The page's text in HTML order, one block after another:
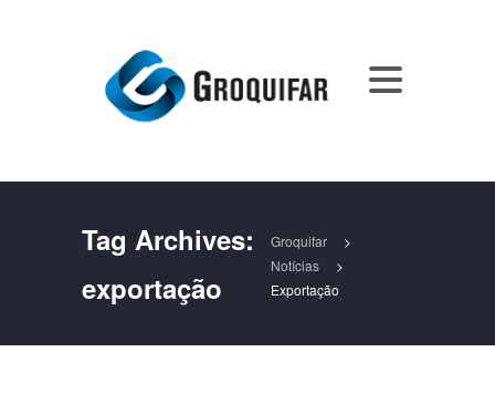
Tag Archives:
exportação
Groquifar
>
Notícias
>
Exportação